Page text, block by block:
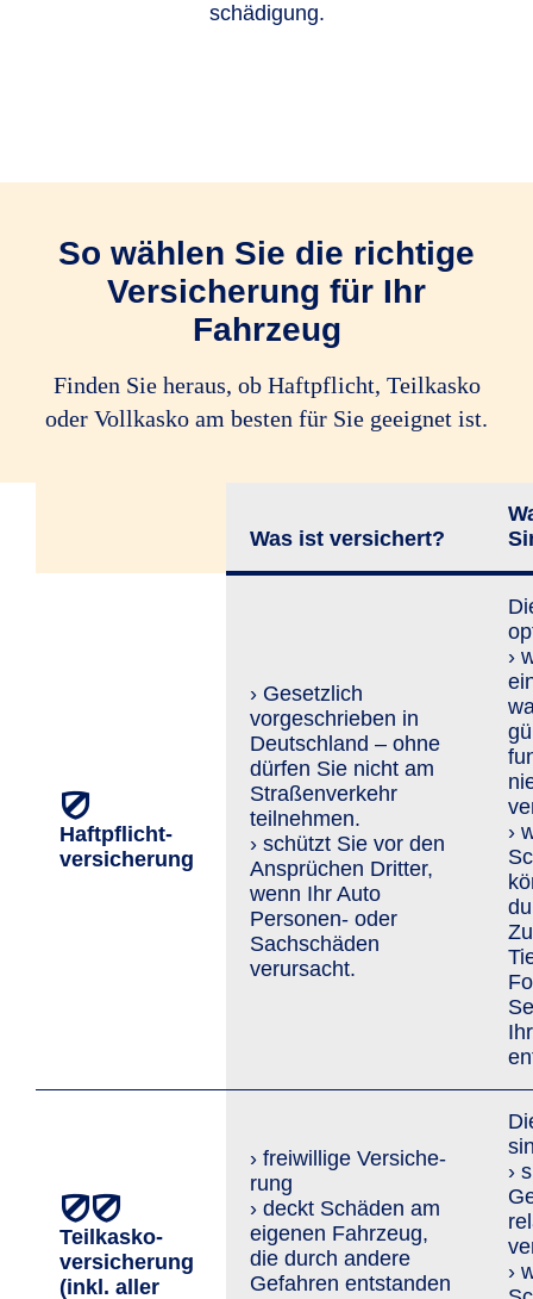
schädigung.
So wählen Sie die richtige
Versicherung für Ihr
Fahrzeug
Finden Sie heraus, ob Haftpflicht, Teilkasko
oder Vollkasko am besten für Sie geeignet ist.
Was ist versichert?
Haftpflicht­
versicherung
› Gesetzlich
vorgeschrieben in
Deutschland – ohne
dürfen Sie nicht am
Straßenverkehr
teilnehmen.
› schützt Sie vor den
An­sprü­chen Dritter,
wenn Ihr Auto
Personen- oder
Sachschäden
verursacht.
›
›
Teilkasko­
versicherung
(inkl. aller
› freiwillige Versi­che­
rung
› deckt Schäden am
eigenen Fahrzeug,
die durch andere
Gefahren entstanden
›
›